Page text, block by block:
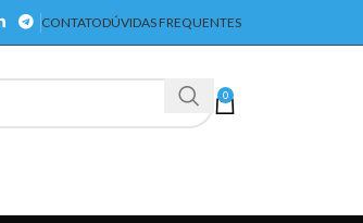
CONTATODÚVIDAS FREQUENTES
0